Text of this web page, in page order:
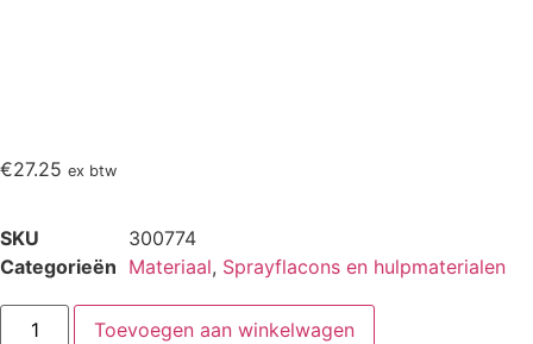
€27.25 ex btw
SKU
300774
Categorieën Materiaal, Sprayflacons en hulpmaterialen
Toevoegen aan winkelwagen